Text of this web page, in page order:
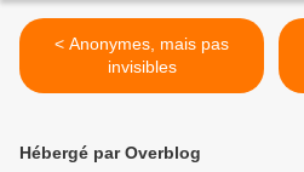
< Anonymes, mais pas
invisibles
Hébergé par Overblog